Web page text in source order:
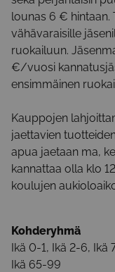
lounas 6 € hintaan.
vähävaraisille
ruokailuun.
€/vuosi
ensimmäinen
Kauppojen
jaettavien
apua jaetaan ma,
kannattaa olla klo
koulujen
Kohderyhmä
Ikä 0-1, Ikä 2-6, Ikä
Ikä 65-99